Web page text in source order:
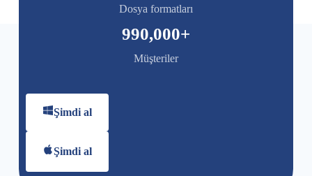
Dosya formatları
Müşteriler
990,000+
Şimdi al
Şimdi al